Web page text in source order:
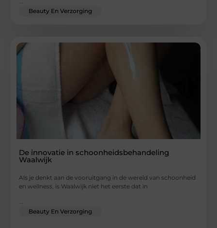
Beauty En Verzorging
De innovatie in schoonheidsbehandeling
Waalwijk
Als je denkt aan de vooruitgang in de wereld van schoonheid
en wellness, is Waalwijk niet het eerste dat in
...
Beauty En Verzorging